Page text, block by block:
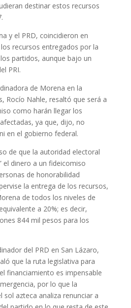
destinar estos recursos
y el PRD, coincidieron en
recursos entregados por la
partidos, aunque bajo un
PRI.
de Morena en la
Rocío Nahle, resaltó que será a
como harán llegar los
ya que, dijo, no
en el gobierno federal.
de que la autoridad electoral
el dinero a un fideicomiso
de honorabilidad
la entrega de los recursos,
de todos los niveles de
a 20%; es decir,
844 mil pesos para los
del PRD en San Lázaro,
que la ruta legislativa para
financiamiento es impensable
por lo que la
sol azteca analiza renunciar a